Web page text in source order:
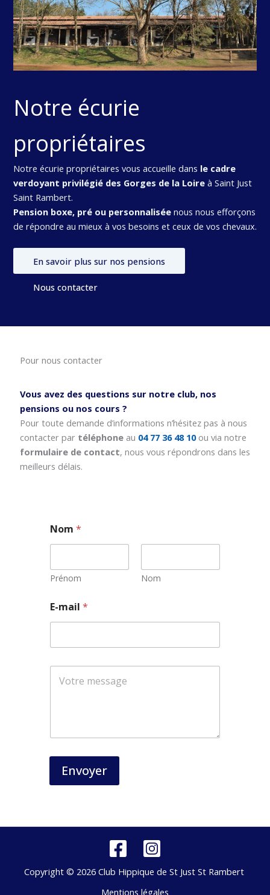
Notre écurie
propriétaires
Notre écurie propriétaires vous accueille dans le cadre
verdoyant privilégié des Gorges de la Loireà Saint Just
Saint Rambert.
Pension boxe, pré ou personnaliséenous nous efforçons
de répondre au mieux à vos besoins et ceux de vos chevaux.
En savoir plus sur nos pensions
Nous contacter
Pour nous contacter
Vous avez des questions sur notre club, nos
pensions ou nos cours ?
Pour toute demande d’informations n’hésitez pas à nous
contacter par téléphoneau 04 77 36 48 10 ou via notre
formulaire de contact, nous vous répondrons dans les
meilleurs délais.
Nom*
Prénom Nom
E-mail*
Envoyer
Copyright © 2026 Club Hippique de St Just St Rambert
Mentions légales